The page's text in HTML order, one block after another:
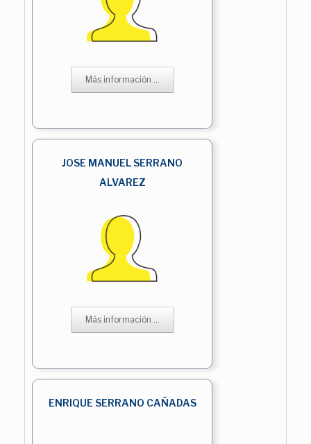
Más información ...
JOSE MANUEL SERRANO
ALVAREZ
Más información ...
ENRIQUE SERRANO CAÑADAS